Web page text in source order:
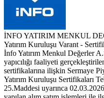
İNFO YATIRIM MENKUL
Yatırım Kuruluşu Varant -
İnfo Yatırım Menkul Değerler
yapıcılığı faaliyeti
sertifikalarına ilişkin Sermaye
Yatırım Kuruluşu Sertifikaları
25.Maddesi uyarınca